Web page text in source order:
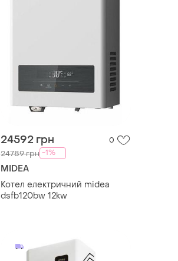
24592 грн 0
24789 грн -1%
MIDEA
Котел електричний midea
dsfb120bw 12kw